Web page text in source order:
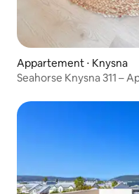
Appartement ⋅ Knysna
Seahorse Knysna 311 –